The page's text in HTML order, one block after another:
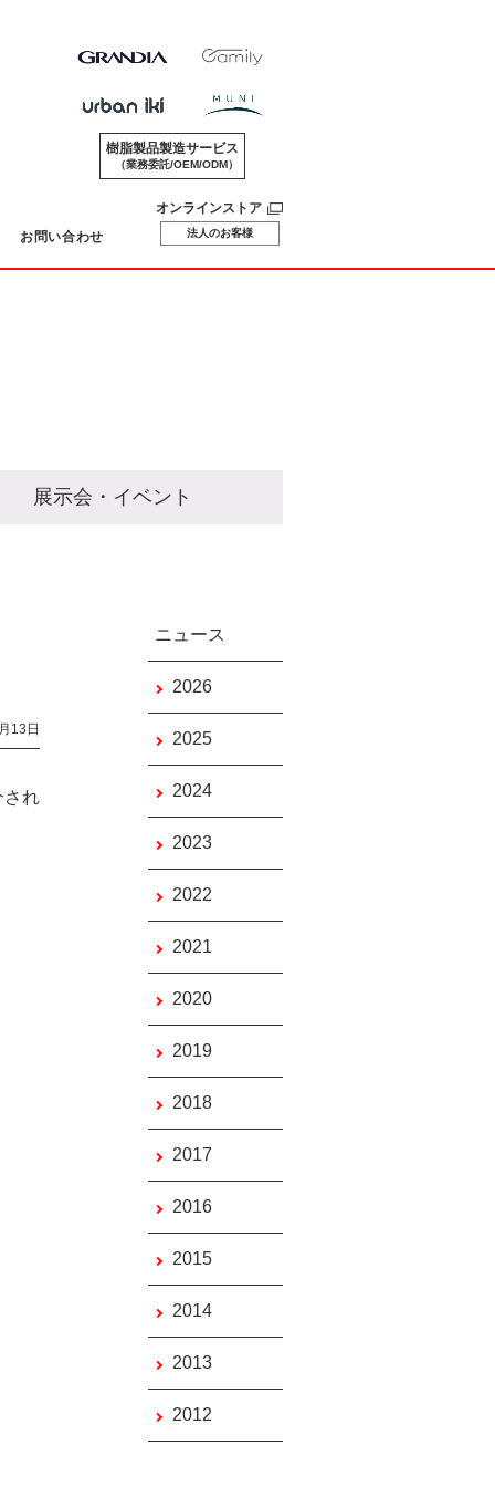
樹脂製品製造サービス
（業務委託/OEM/ODM）
お問い合わせ
オンラインストア
法人のお客様
展示会 ・ イベント
13日
され
ニュース
2026
2025
2024
2023
2022
2021
2020
2019
2018
2017
2016
2015
2014
2013
2012